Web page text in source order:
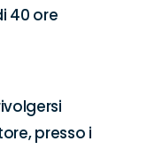
40 ore
presso i